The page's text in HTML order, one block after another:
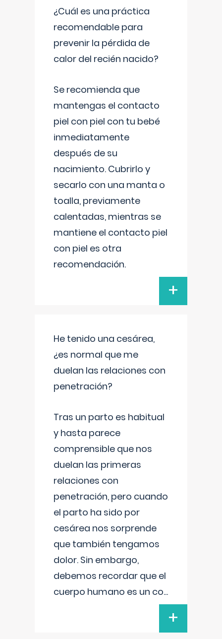
¿Cuál es una práctica
recomendable para
prevenir la pérdida de
calor del recién nacido?
Se recomienda que
mantengas el contacto
piel con piel con tu bebé
inmediatamente
después de su
nacimiento. Cubrirlo y
secarlo con una manta o
toalla, previamente
calentadas, mientras se
mantiene el contacto piel
con piel es otra
recomendación.
+
He tenido una cesárea,
¿es normal que me
duelan las relaciones con
penetración?
Tras un parto es habitual
y hasta parece
comprensible que nos
duelan las primeras
relaciones con
penetración, pero cuando
el parto ha sido por
cesárea nos sorprende
que también tengamos
dolor. Sin embargo,
debemos recordar que el
cuerpo humano es un co...
+